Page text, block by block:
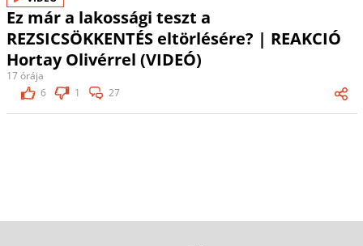
Ez már a lakossági teszt a
REZSICSÖKKENTÉS eltörlésére? | REAKCIÓ
Hortay Olivérrel (VIDEÓ)
17 órája
6
1 27